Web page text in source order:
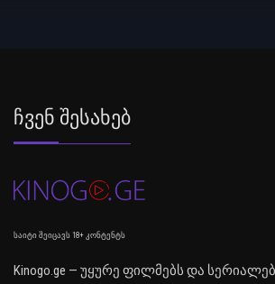
Ჩვენ Შესახებ
საიტი შეიცავს 18+ კონტენტს
Kinogo.ge — უყურე ფილმებს და